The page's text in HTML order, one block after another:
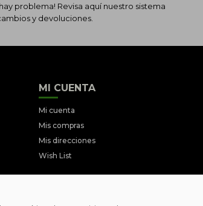
hay problema! Revisa aquí nuestro sistema
y devoluciones.
MI CUENTA
Mi cuenta
Mis compras
Mis direcciones
Wish List